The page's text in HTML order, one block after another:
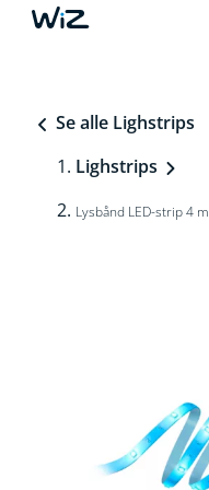
Se alle Lighstrips
Lighstrips
Lysbånd LED-strip 4 m